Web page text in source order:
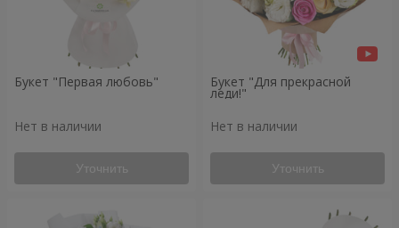
Букет "Первая любовь"
Нет в наличии
Уточнить
Букет "Для прекрасной
леди!"
Нет в наличии
Уточнить